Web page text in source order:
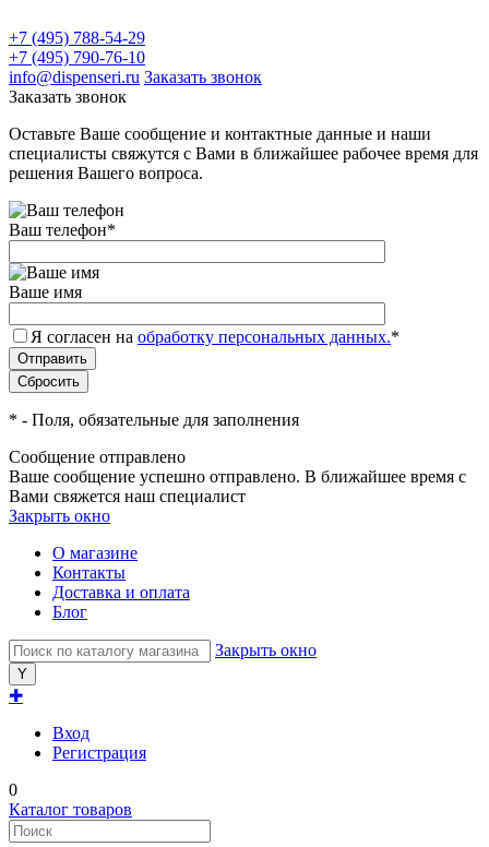
+7 (495) 788-54-29
+7 (495) 790-76-10
info@dispenseri.ru Заказать звонок
Заказать звонок
Оставьте Ваше сообщение и контактные данные и наши
специалисты свяжутся с Вами в ближайшее рабочее время для
решения Вашего вопроса.
Ваш телефон*
Ваше имя
Я согласен на обработку персональных данных.*
* - Поля, обязательные для заполнения
Сообщение отправлено
Ваше сообщение успешно отправлено. В ближайшее время с
Вами свяжется наш специалист
Закрыть окно
О магазине
Контакты
Доставка и оплата
Блог
Закрыть окно
✚
Вход
Регистрация
0
Каталог товаров